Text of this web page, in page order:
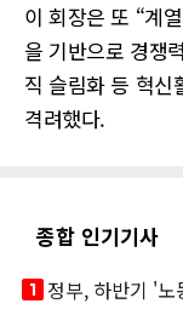
이 회장은 또 “계
을 기반으로 경쟁
직 슬림화 등 혁신
격려했다.
종합 인기기사
looks_one